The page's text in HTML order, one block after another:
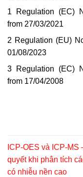
1 Regulation (EC)
from 27/03/2021
2 Regulation (EU)
01/08/2023
3 Regulation (EC)
from 17/04/2008
ICP-OES và ICP-MS
quyết khi phân tích
có nhiễu nền cao